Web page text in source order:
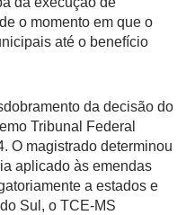
o momento em que o
até o benefício
da decisão do
Tribunal Federal
O magistrado determinou
aplicado às emendas
a estados e
Sul, o TCE-MS